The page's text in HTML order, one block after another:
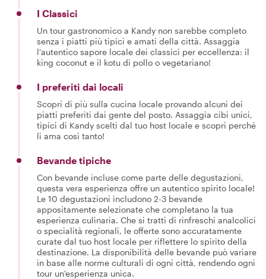
I Classici
Un tour gastronomico a Kandy non sarebbe completo
senza i piatti più tipici e amati della città. Assaggia
l'autentico sapore locale dei classici per eccellenza: il
king coconut e il kotu di pollo o vegetariano!
I preferiti dai locali
Scopri di più sulla cucina locale provando alcuni dei
piatti preferiti dai gente del posto. Assaggia cibi unici,
tipici di Kandy scelti dal tuo host locale e scopri perché
li ama così tanto!
Bevande tipiche
Con bevande incluse come parte delle degustazioni,
questa vera esperienza offre un autentico spirito locale!
Le 10 degustazioni includono 2-3 bevande
appositamente selezionate che completano la tua
esperienza culinaria. Che si tratti di rinfreschi analcolici
o specialità regionali, le offerte sono accuratamente
curate dal tuo host locale per riflettere lo spirito della
destinazione. La disponibilità delle bevande può variare
in base alle norme culturali di ogni città, rendendo ogni
tour un'esperienza unica.